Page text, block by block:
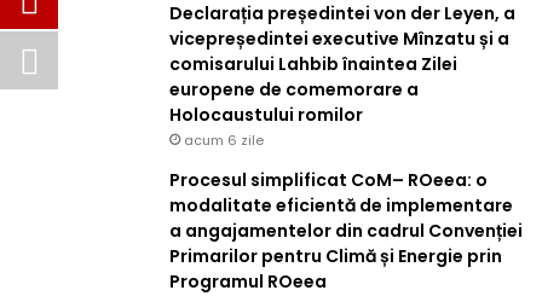
Declarația președintei von der Leyen, a
vicepreședintei executive Mînzatu și a
comisarului Lahbib înaintea Zilei
europene de comemorare a
Holocaustului romilor
acum 6 zile
Procesul simplificat CoM– ROeea: o
modalitate eficientă de implementare
a angajamentelor din cadrul Convenției
Primarilor pentru Climă și Energie prin
Programul ROeea